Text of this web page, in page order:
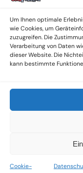
Um Ihnen optimale
wie Cookies, um
zuzugreifen. Die
Verarbeitung von Daten
dieser Website. Die
kann bestimmte
Cookie-
unserer Online-Gig-
Wir bieten eine breite
sammelwürdigen als
Vinyl, CD und weiteren
Sowohl neue als
Wir setzen uns
Labels ein und bieten
aus über 30 Jahren
SoulPeddler Mailorder,
Nettirock – Nice Guy